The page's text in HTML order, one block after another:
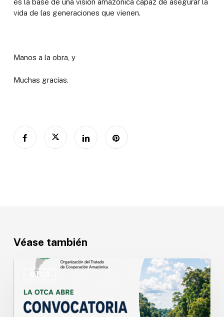
es la base de una visión amazónica capaz de asegurar la
vida de las generaciones que vienen.
Manos a la obra, y
Muchas gracias.
Véase también
OTCA
para
Especialista